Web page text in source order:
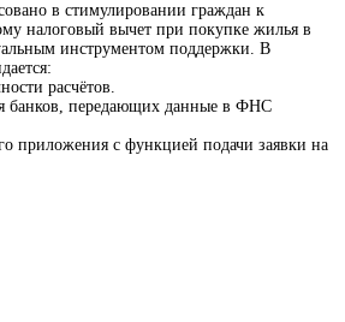
в стимулировании граждан к
налоговый вычет при покупке жилья в
инструментом поддержки. В
расчётов.
банков, передающих данные в ФНС
приложения с функцией подачи заявки на